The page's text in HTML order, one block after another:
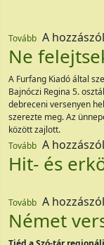
Tovább (Nyílt napok)
A
Ne
A Furfang Kiadó által
Bajnóczi Regina 5.
debreceni versenyen
szerezte meg. Az
között zajlott.
Tovább (Ne felejtsek!
A
Hit- és
Tovább (Hit- és
A
Német